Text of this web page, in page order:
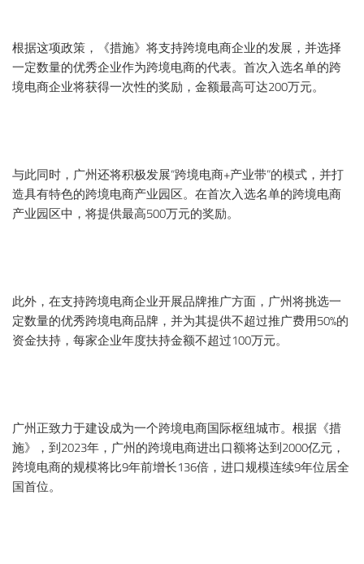
根据这项政策，《措施》将支持跨境电商企业的发展，并选择
一定数量的优秀企业作为跨境电商的代表。首次入选名单的跨
境电商企业将获得一次性的奖励，金额最高可达200万元。
与此同时，广州还将积极发展“跨境电商+产业带”的模式，并打
造具有特色的跨境电商产业园区。在首次入选名单的跨境电商
产业园区中，将提供最高500万元的奖励。
此外，在支持跨境电商企业开展品牌推广方面，广州将挑选一
定数量的优秀跨境电商品牌，并为其提供不超过推广费用50%的
资金扶持，每家企业年度扶持金额不超过100万元。
广州正致力于建设成为一个跨境电商国际枢纽城市。根据《措
施》，到2023年，广州的跨境电商进出口额将达到2000亿元，
跨境电商的规模将比9年前增长136倍，进口规模连续9年位居全
国首位。